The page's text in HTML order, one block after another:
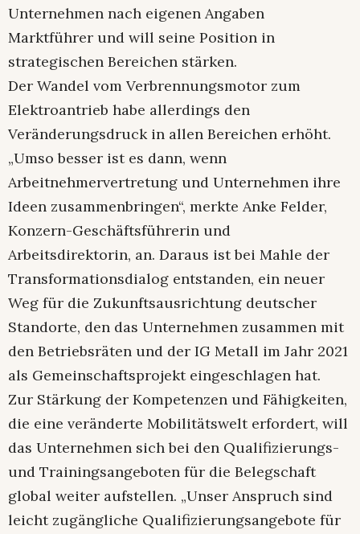
Unternehmen nach eigenen Angaben
Marktführer und will seine Position in
strategischen Bereichen stärken.
Der Wandel vom Verbrennungsmotor zum
Elektroantrieb habe allerdings den
Veränderungsdruck in allen Bereichen erhöht.
„Umso besser ist es dann, wenn
Arbeitnehmervertretung und Unternehmen ihre
Ideen zusammenbringen“, merkte Anke Felder,
Konzern-Geschäftsführerin und
Arbeitsdirektorin, an. Daraus ist bei Mahle der
Transformationsdialog entstanden, ein neuer
Weg für die Zukunftsausrichtung deutscher
Standorte, den das Unternehmen zusammen mit
den Betriebsräten und der IG Metall im Jahr 2021
als Gemeinschaftsprojekt eingeschlagen hat.
Zur Stärkung der Kompetenzen und Fähigkeiten,
die eine veränderte Mobilitätswelt erfordert, will
das Unternehmen sich bei den Qualifizierungs-
und Trainingsangeboten für die Belegschaft
global weiter aufstellen. „Unser Anspruch sind
leicht zugängliche Qualifizierungsangebote für